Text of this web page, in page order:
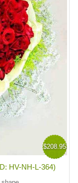
$208.95
HV-NH-L-364)